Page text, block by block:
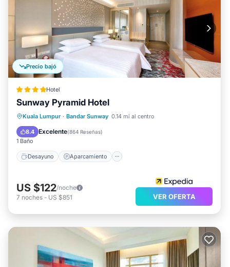
Precio bajó
Hotel
Sunway Pyramid Hotel
Kuala Lumpur · Bandar Sunway 0.14 mi al centro
8.4 Excelente(864 Reseñas)
1 Baño
Desayuno Aparcamiento
Desayuno Aparcamiento
Cocina
Aire acondicionado
US $122/noche
7 noches - US $851 VER OFERTA